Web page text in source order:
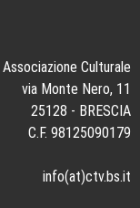
Culturale
via Monte Nero, 11
25128 - BRESCIA
C.F. 98125090179
info(at)ctv.bs.it